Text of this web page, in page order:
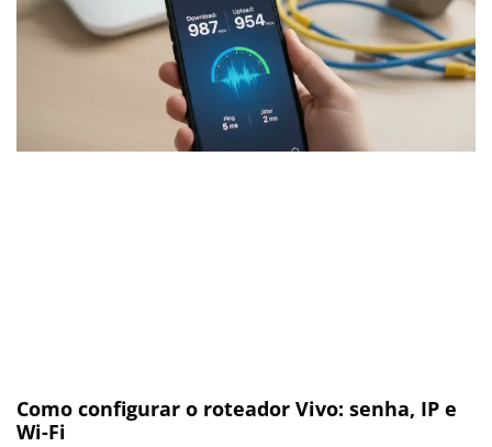
Como configurar o roteador Vivo: senha, IP e
Wi-Fi